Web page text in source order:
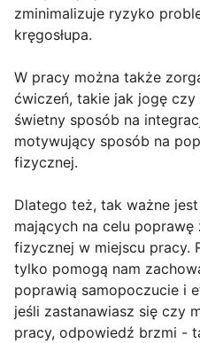
zminimalizuje ryzyko
kręgosłupa.
W pracy można także
ćwiczeń, takie jak jogę
świetny sposób na
motywujący sposób na
fizycznej.
Dlatego też, tak ważne
mających na celu
fizycznej w miejscu pracy.
tylko pomogą nam
poprawią samopoczucie i
jeśli zastanawiasz się czy
pracy, odpowiedź brzmi -